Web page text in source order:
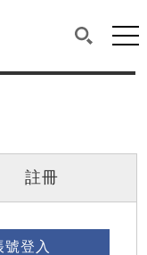
主要連結。
心
搜尋(開
網
。
註冊
登入